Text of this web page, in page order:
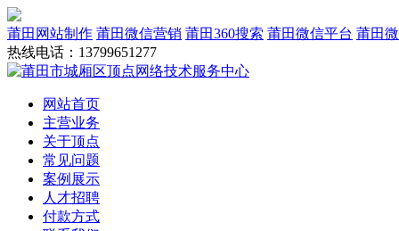
莆田网站制作 莆田微信营销 莆田360搜索 莆田微信平台 莆田
热线电话：13799651277
网站首页
主营业务
关于顶点
常见问题
案例展示
人才招聘
付款方式